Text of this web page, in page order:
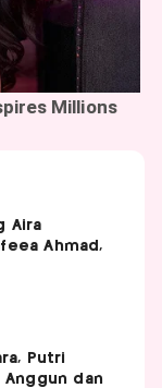
Aira
Ahmad,
Putri
Anggun dan